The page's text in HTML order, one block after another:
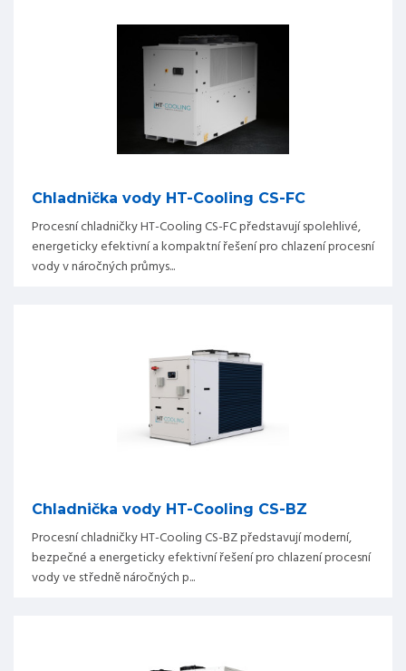
Chladnička vody HT-Cooling CS-FC
Procesní chladničky HT-Cooling CS-FC představují spolehlivé,
energeticky efektivní a kompaktní řešení pro chlazení procesní
vody v náročných průmys...
Chladnička vody HT-Cooling CS-BZ
Procesní chladničky HT-Cooling CS-BZ představují moderní,
bezpečné a energeticky efektivní řešení pro chlazení procesní
vody ve středně náročných p...